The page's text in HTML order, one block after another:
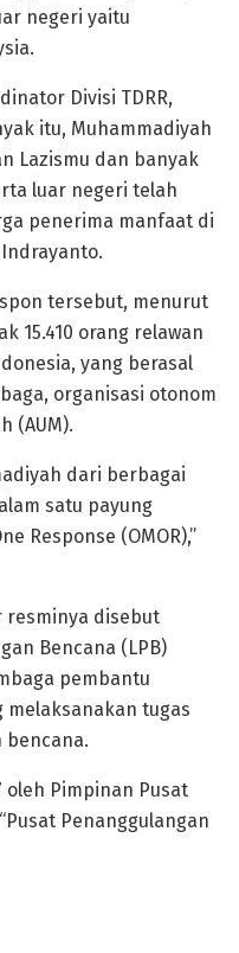
negeri yaitu
Divisi TDRR,
itu, Muhammadiyah
Lazismu dan banyak
luar negeri telah
penerima manfaat di
tersebut, menurut
15.410 orang relawan
yang berasal
organisasi otonom
(AUM).
dari berbagai
satu payung
Response (OMOR),”
resminya disebut
Bencana (LPB)
pembantu
melaksanakan tugas
bencana.
oleh Pimpinan Pusat
Penanggulangan